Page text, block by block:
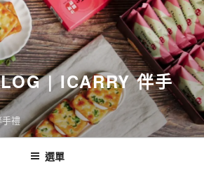
| ICARRY 伴手
禮
選單